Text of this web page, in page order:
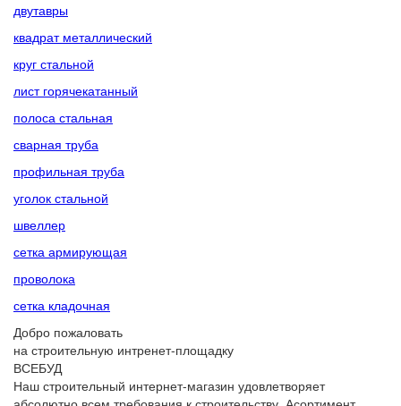
двутавры
квадрат металлический
круг стальной
лист горячекатанный
полоса стальная
сварная труба
профильная труба
уголок стальной
швеллер
сетка армирующая
проволока
сетка кладочная
Добро пожаловать
на строительную интренет-площадку
ВСЕБУД
Наш строительный интернет-магазин удовлетворяет